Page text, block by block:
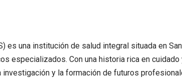
es una institución de salud integral situada en
especializados. Con una historia rica en
investigación y la formación de futuros